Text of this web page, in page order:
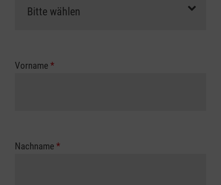
Vorname *
Nachname *